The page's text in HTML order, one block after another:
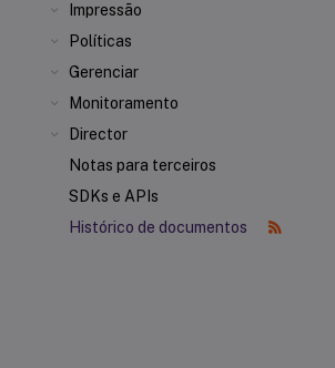
Impressão
Políticas
Gerenciar
Monitoramento
Director
Notas para terceiros
SDKs e APIs
Histórico de documentos